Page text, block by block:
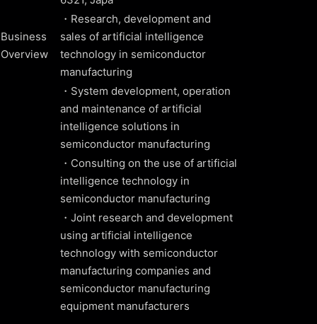
Business
Overview
・Research, development and
sales of artificial intelligence
technology in semiconductor
manufacturing
・System development, operation
and maintenance of artificial
intelligence solutions in
semiconductor manufacturing
・Consulting on the use of artificial
intelligence technology in
semiconductor manufacturing
・Joint research and development
using artificial intelligence
technology with semiconductor
manufacturing companies and
semiconductor manufacturing
equipment manufacturers